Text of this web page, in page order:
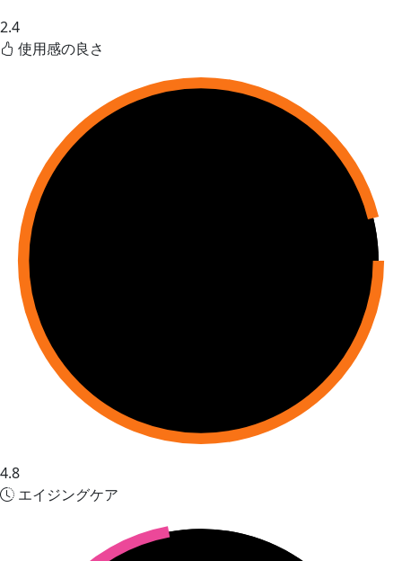
2.4
使用感の良さ
4.8
エイジングケア